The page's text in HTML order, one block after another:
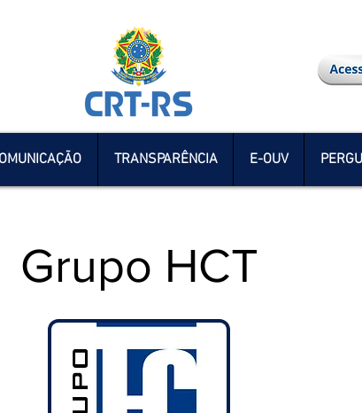
TRANSPARÊNCIA E-OUV
Grupo HCT